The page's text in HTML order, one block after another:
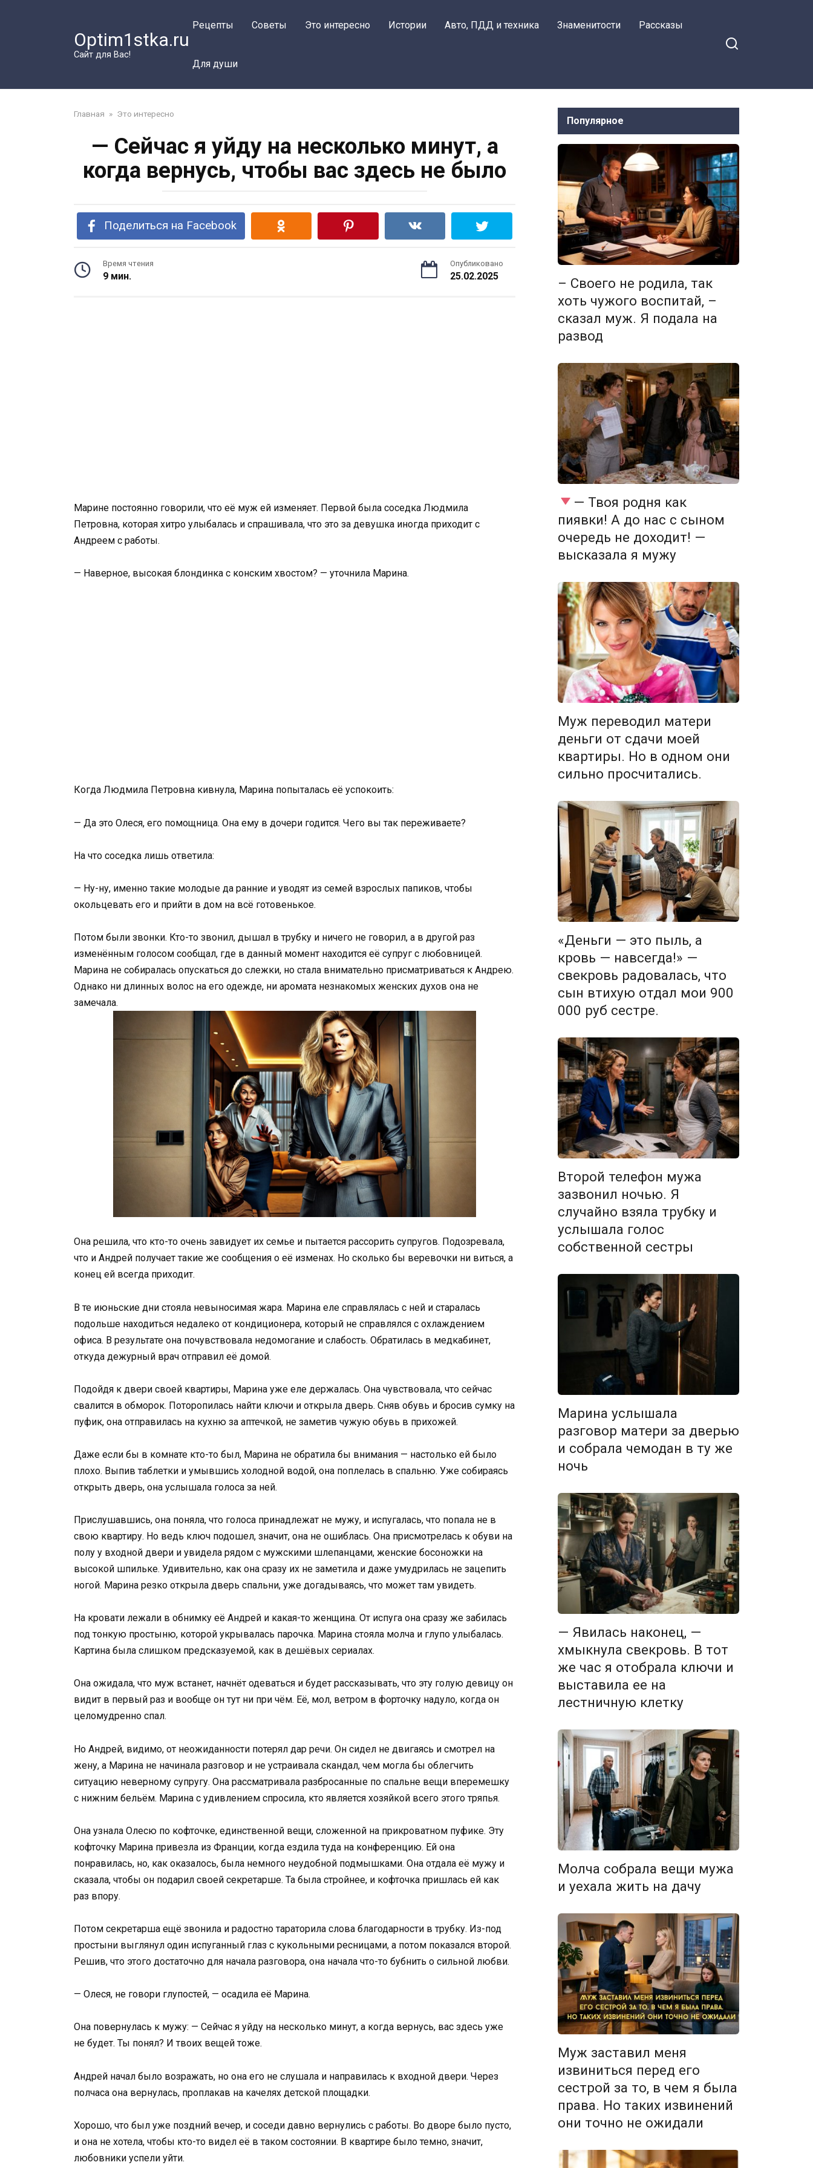
Optim1stka.ru
Сайт для Вас!
Рецепты Советы Это интересно Истории Авто, ПДД и техника Знаменитости Рассказы
Для души
Главная » Это интересно
— Сейчас я уйду на несколько минут, а
когда вернусь, чтобы вас здесь не было
Поделиться на Facebook
Время чтения
9 мин.
Опубликовано
25.02.2025
Марине постоянно говорили, что её муж ей изменяет. Первой была соседка Людмила
Петровна, которая хитро улыбалась и спрашивала, что это за девушка иногда приходит с
Андреем с работы.
— Наверное, высокая блондинка с конским хвостом? — уточнила Марина.
Когда Людмила Петровна кивнула, Марина попыталась её успокоить:
— Да это Олеся, его помощница. Она ему в дочери годится. Чего вы так переживаете?
На что соседка лишь ответила:
— Ну-ну, именно такие молодые да ранние и уводят из семей взрослых папиков, чтобы
окольцевать его и прийти в дом на всё готовенькое.
Потом были звонки. Кто-то звонил, дышал в трубку и ничего не говорил, а в другой раз
изменённым голосом сообщал, где в данный момент находится её супруг с любовницей.
Марина не собиралась опускаться до слежки, но стала внимательно присматриваться к Андрею.
Однако ни длинных волос на его одежде, ни аромата незнакомых женских духов она не
замечала.
Она решила, что кто-то очень завидует их семье и пытается рассорить супругов. Подозревала,
что и Андрей получает такие же сообщения о её изменах. Но сколько бы веревочки ни виться, а
конец ей всегда приходит.
В те июньские дни стояла невыносимая жара. Марина еле справлялась с ней и старалась
подольше находиться недалеко от кондиционера, который не справлялся с охлаждением
офиса. В результате она почувствовала недомогание и слабость. Обратилась в медкабинет,
откуда дежурный врач отправил её домой.
Подойдя к двери своей квартиры, Марина уже еле держалась. Она чувствовала, что сейчас
свалится в обморок. Поторопилась найти ключи и открыла дверь. Сняв обувь и бросив сумку на
пуфик, она отправилась на кухню за аптечкой, не заметив чужую обувь в прихожей.
Даже если бы в комнате кто-то был, Марина не обратила бы внимания — настолько ей было
плохо. Выпив таблетки и умывшись холодной водой, она поплелась в спальню. Уже собираясь
открыть дверь, она услышала голоса за ней.
Прислушавшись, она поняла, что голоса принадлежат не мужу, и испугалась, что попала не в
свою квартиру. Но ведь ключ подошел, значит, она не ошиблась. Она присмотрелась к обуви на
полу у входной двери и увидела рядом с мужскими шлепанцами, женские босоножки на
высокой шпильке. Удивительно, как она сразу их не заметила и даже умудрилась не зацепить
ногой. Марина резко открыла дверь спальни, уже догадываясь, что может там увидеть.
На кровати лежали в обнимку её Андрей и какая-то женщина. От испуга она сразу же забилась
под тонкую простыню, которой укрывалась парочка. Марина стояла молча и глупо улыбалась.
Картина была слишком предсказуемой, как в дешёвых сериалах.
Она ожидала, что муж встанет, начнёт одеваться и будет рассказывать, что эту голую девицу он
видит в первый раз и вообще он тут ни при чём. Её, мол, ветром в форточку надуло, когда он
целомудренно спал.
Но Андрей, видимо, от неожиданности потерял дар речи. Он сидел не двигаясь и смотрел на
жену, а Марина не начинала разговор и не устраивала скандал, чем могла бы облегчить
ситуацию неверному супругу. Она рассматривала разбросанные по спальне вещи вперемешку
с нижним бельём. Марина с удивлением спросила, кто является хозяйкой всего этого тряпья.
Она узнала Олесю по кофточке, единственной вещи, сложенной на прикроватном пуфике. Эту
кофточку Марина привезла из Франции, когда ездила туда на конференцию. Ей она
понравилась, но, как оказалось, была немного неудобной подмышками. Она отдала её мужу и
сказала, чтобы он подарил своей секретарше. Та была стройнее, и кофточка пришлась ей как
раз впору.
Потом секретарша ещё звонила и радостно тараторила слова благодарности в трубку. Из-под
простыни выглянул один испуганный глаз с кукольными ресницами, а потом показался второй.
Решив, что этого достаточно для начала разговора, она начала что-то бубнить о сильной любви.
— Олеся, не говори глупостей, — осадила её Марина.
Она повернулась к мужу: — Сейчас я уйду на несколько минут, а когда вернусь, вас здесь уже
не будет. Ты понял? И твоих вещей тоже.
Андрей начал было возражать, но она его не слушала и направилась к входной двери. Через
полчаса она вернулась, проплакав на качелях детской площадки.
Хорошо, что был уже поздний вечер, и соседи давно вернулись с работы. Во дворе было пусто,
и она не хотела, чтобы кто-то видел её в таком состоянии. В квартире было темно, значит,
любовники успели уйти.
Популярное
– Своего не родила, так
хоть чужого воспитай, –
сказал муж. Я подала на
развод
— Твоя родня как
пиявки! А до нас с сыном
очередь не доходит! —
высказала я мужу
Муж переводил матери
деньги от сдачи моей
квартиры. Но в одном они
сильно просчитались.
«Деньги — это пыль, а
кровь — навсегда!» —
свекровь радовалась, что
сын втихую отдал мои 900
000 руб сестре.
Второй телефон мужа
зазвонил ночью. Я
случайно взяла трубку и
услышала голос
собственной сестры
Марина услышала
разговор матери за дверью
и собрала чемодан в ту же
ночь
— Явилась наконец, —
хмыкнула свекровь. В тот
же час я отобрала ключи и
выставила ее на
лестничную клетку
Молча собрала вещи мужа
и уехала жить на дачу
Муж заставил меня
извиниться перед его
сестрой за то, в чем я была
права. Но таких извинений
они точно не ожидали